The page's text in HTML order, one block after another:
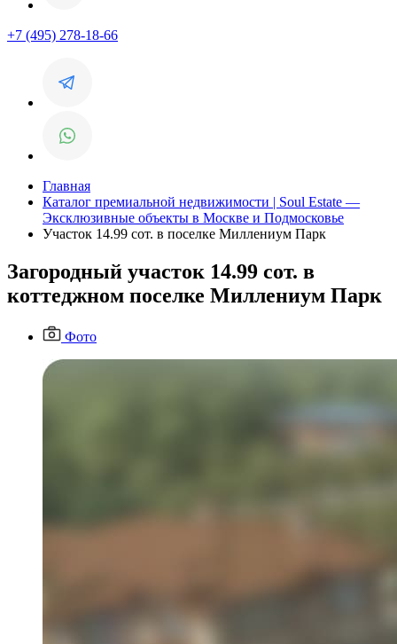
+7 (495) 278-18-66
Главная
Каталог премиальной недвижимости | Soul Estate —
Эксклюзивные объекты в Москве и Подмосковье
Участок 14.99 сот. в поселке Миллениум Парк
Загородный участок 14.99 сот. в
коттеджном поселке Миллениум Парк
Фото